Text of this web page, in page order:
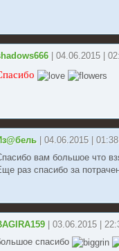
| 04.06.2015 |
| 04.06.2015 | 01:38
вам большое что
раз спасибо за
| 03.06.2015 |
спасибо